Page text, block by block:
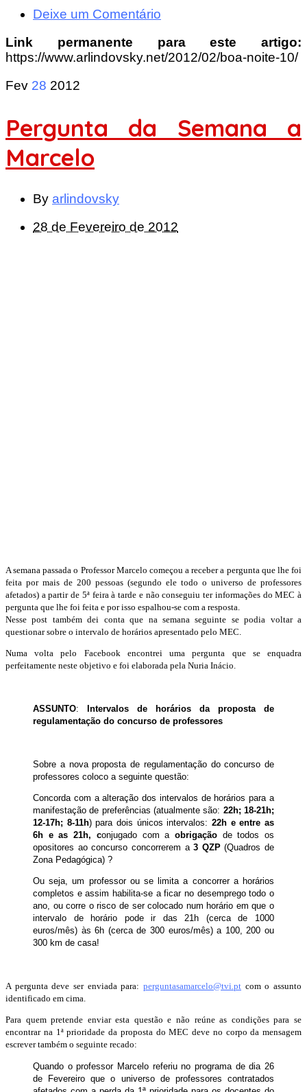
Deixe um Comentário
Link permanente para este artigo:
https://www.arlindovsky.net/2012/02/boa-noite-10/
Fev 28 2012
Pergunta da Semana a
Marcelo
By arlindovsky
28 de Fevereiro de 2012
A semana passada o Professor Marcelo começou a receber a pergunta que lhe foi
feita por mais de 200 pessoas (segundo ele todo o universo de professores
afetados) a partir de 5ª feira à tarde e não conseguiu ter informações do MEC à
pergunta que lhe foi feita e por isso espalhou-se com a resposta.
Nesse post também dei conta que na semana seguinte se podia voltar a
questionar sobre o intervalo de horários apresentado pelo MEC.
Numa volta pelo Facebook encontrei uma pergunta que se enquadra
perfeitamente neste objetivo e foi elaborada pela Nuria Inácio.
ASSUNTO: Intervalos de horários da proposta de
regulamentação do concurso de professores
Sobre a nova proposta de regulamentação do concurso de
professores coloco a seguinte questão:
Concorda com a alteração dos intervalos de horários para a
manifestação de preferências (atualmente são: 22h; 18-21h;
12-17h; 8-11h) para dois únicos intervalos:22h e entre as
6h e as 21h, conjugado com a obrigaçãode todos os
opositores ao concurso concorrerem a3 QZP(Quadros de
Zona Pedagógica) ?
Ou seja, um professor ou se limita a concorrer a horários
completos e assim habilita-se a ficar no desemprego todo o
ano, ou corre o risco de ser colocado num horário em que o
intervalo de horário pode ir das 21h (cerca de 1000
euros/mês) às 6h (cerca de 300 euros/mês) a 100, 200 ou
300 km de casa!
A pergunta deve ser enviada para: perguntasamarcelo@tvi.pt com o assunto
identificado em cima.
Para quem pretende enviar esta questão e não reúne as condições para se
encontrar na 1ª prioridade da proposta do MEC deve no corpo da mensagem
escrever também o seguinte recado:
Quando o professor Marcelo referiu no programa de dia 26
de Fevereiro que o universo de professores contratados